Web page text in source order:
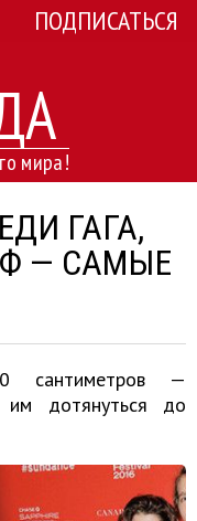
мира!
ПОДПИСАТЬСЯ
ГАГА,
— САМЫЕ
сантиметров —
дотянуться до